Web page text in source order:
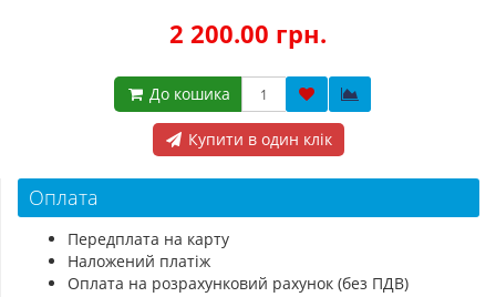
2 200.00 грн.
До кошика
Купити в один клік
Оплата
Передплата на карту
Наложений платіж
Оплата на розрахунковий рахунок (без ПДВ)